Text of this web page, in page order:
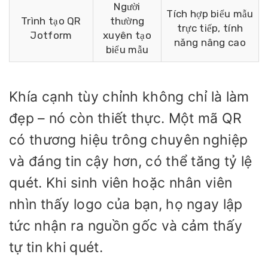
Trình tạo QR
Jotform
Người
thường
xuyên tạo
biểu mẫu
Tích hợp biểu mẫu
trực tiếp, tính
năng nâng cao
Khía cạnh tùy chỉnh không chỉ là làm
đẹp – nó còn thiết thực. Một mã QR
có thương hiệu trông chuyên nghiệp
và đáng tin cậy hơn, có thể tăng tỷ lệ
quét. Khi sinh viên hoặc nhân viên
nhìn thấy logo của bạn, họ ngay lập
tức nhận ra nguồn gốc và cảm thấy
tự tin khi quét.